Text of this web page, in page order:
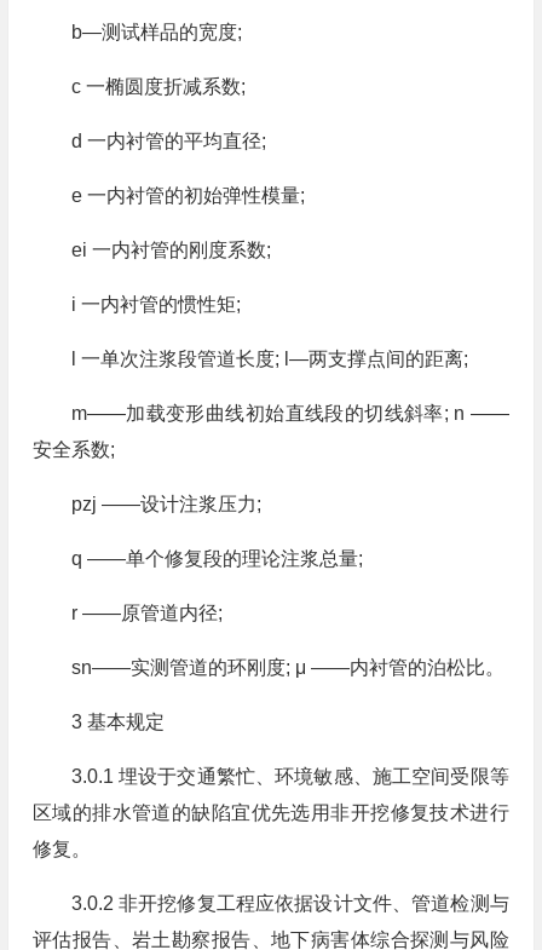
b—测试样品的宽度;
c 一椭圆度折减系数;
d 一内衬管的平均直径;
e 一内衬管的初始弹性模量;
ei 一内衬管的刚度系数;
i 一内衬管的惯性矩;
l 一单次注浆段管道长度; l—两支撑点间的距离;
m——加载变形曲线初始直线段的切线斜率; n ——
安全系数;
pzj ——设计注浆压力;
q ——单个修复段的理论注浆总量;
r ——原管道内径;
sn——实测管道的环刚度; μ ——内衬管的泊松比。
3 基本规定
3.0.1 埋设于交通繁忙、环境敏感、施工空间受限等
区域的排水管道的缺陷宜优先选用非开挖修复技术进行
修复。
3.0.2 非开挖修复工程应依据设计文件、管道检测与
评估报告、岩土勘察报告、地下病害体综合探测与风险